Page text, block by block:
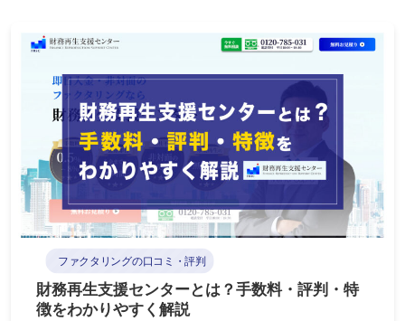
ファクタリングの口コミ・評判
財務再生支援センターとは？手数料・評判・特
徴をわかりやすく解説